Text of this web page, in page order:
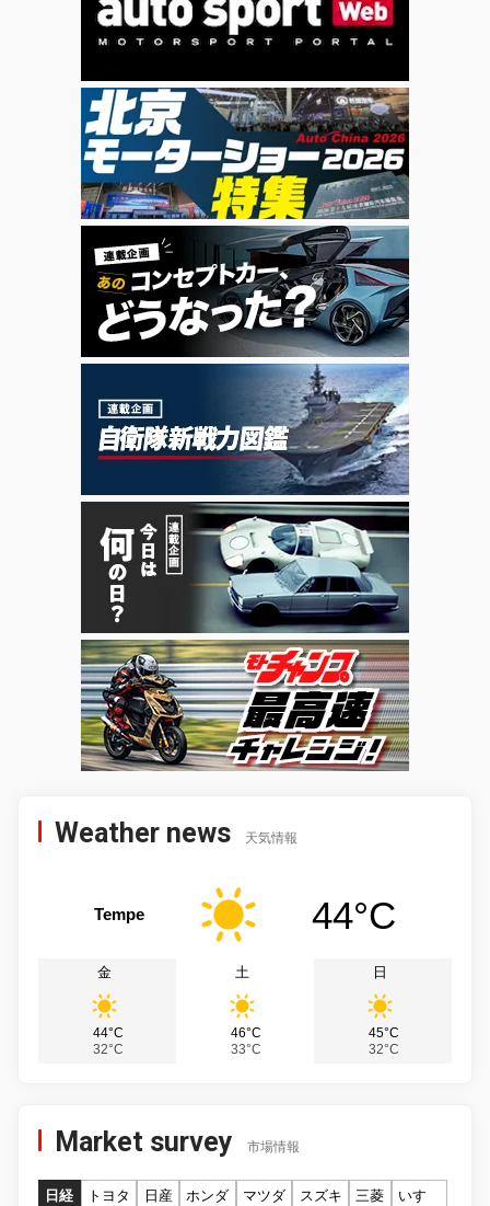
Weather news 天気情報
Tempe 44°C
金
44°C
32°C
土
46°C
33°C
日
45°C
32°C
Market survey 市場情報
日経 トヨタ 日産 ホンダ マツダ スズキ 三菱
いすゞ